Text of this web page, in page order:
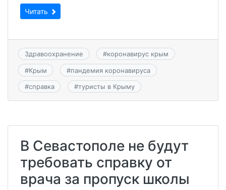
Читать
Здравоохранение #коронавирус крым
#Крым #пандемия коронавируса
#справка #туристы в Крыму
В Севастополе не будут
требовать справку от
врача за пропуск школы